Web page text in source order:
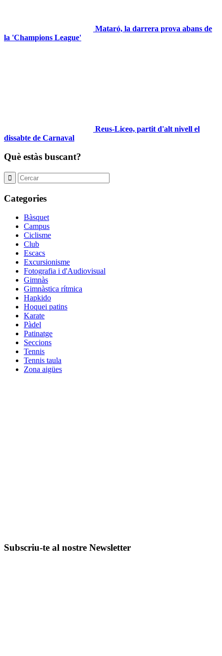
Mataró, la darrera prova abans de
la 'Champions League'
Reus-Liceo, partit d'alt nivell el
dissabte de Carnaval
Què estàs buscant?
Categories
Bàsquet
Campus
Ciclisme
Club
Escacs
Excursionisme
Fotografia i d'Audiovisual
Gimnàs
Gimnàstica rítmica
Hapkido
Hoquei patins
Karate
Pàdel
Patinatge
Seccions
Tennis
Tennis taula
Zona aigües
Subscriu-te al nostre Newsletter